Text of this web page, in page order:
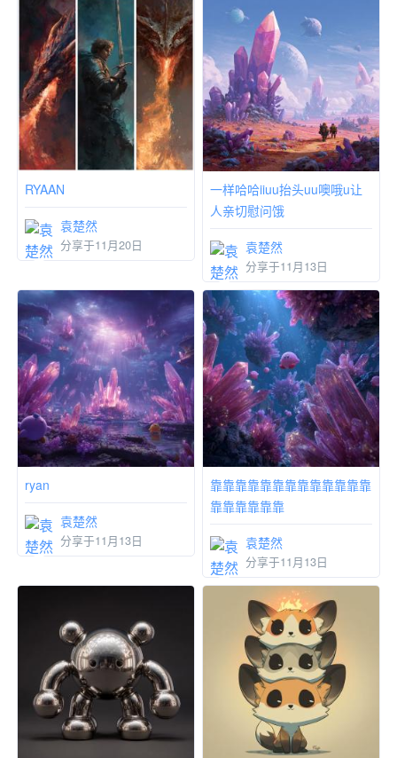
RYAAN
袁楚然
分享于11月20日
一样哈哈iiuu抬头uu噢哦u让
人亲切慰问饿
袁楚然
分享于11月13日
ryan
袁楚然
分享于11月13日
靠靠靠靠靠靠靠靠靠靠靠靠靠
靠靠靠靠靠靠
袁楚然
分享于11月13日